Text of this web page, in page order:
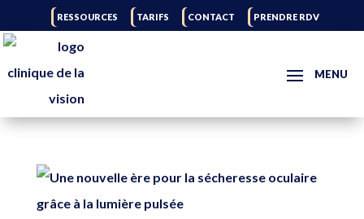
RESSOURCES TARIFS CONTACT PRENDRE RDV